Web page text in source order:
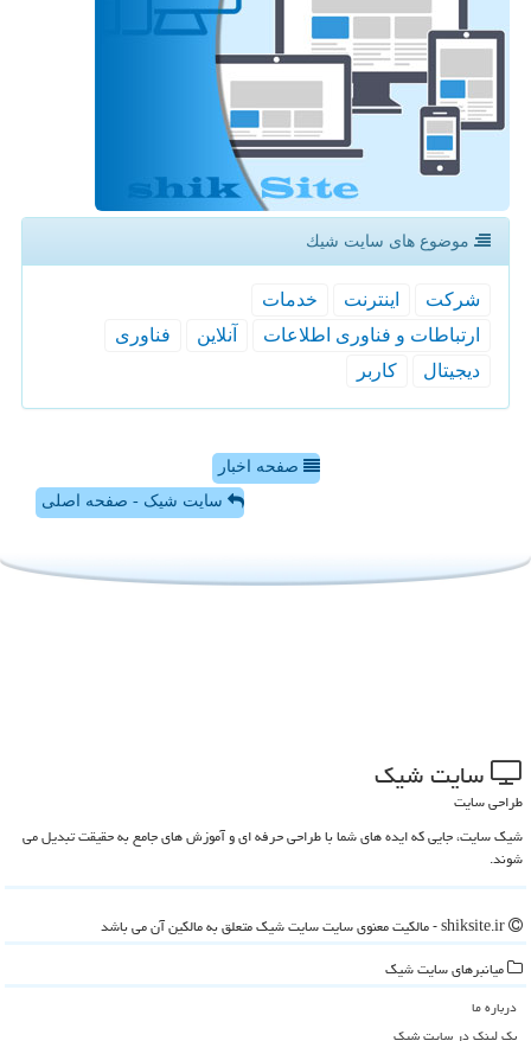
موضوع های سایت شیك
شركت اینترنت
خدمات
ارتباطات و فناوری اطلاعات
آنلاین
فناوری
دیجیتال
كاربر
صفحه اخبار
سایت شیک - صفحه اصلی
سایت شیك
طراحی سایت
شیک سایت، جایی که ایده های شما با طراحی حرفه ای و آموزش های جامع به حقیقت تبدیل می
شوند.
میانبرهای سایت شیك
درباره ما
بک لینک در سایت شیك